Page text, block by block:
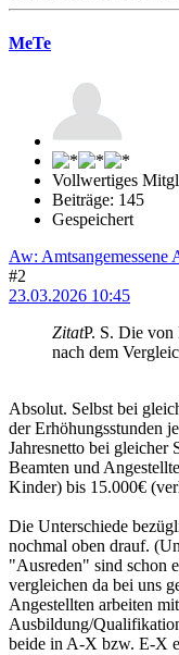
MeTe
Vollwertiges
Beiträge: 145
Gespeichert
Aw:
#2
23.03.2026 10:45
ZitatP. S. Die
nach dem
Absolut. Selbst bei
der Erhöhungsstunden
Jahresnetto bei gleicher
Beamten und
Kinder) bis 15.000€
Die Unterschiede
nochmal oben drauf.
"Ausreden" sind schon
vergleichen da bei uns
Angestellten arbeiten
Ausbildung/
beide in A-X bzw. E-X